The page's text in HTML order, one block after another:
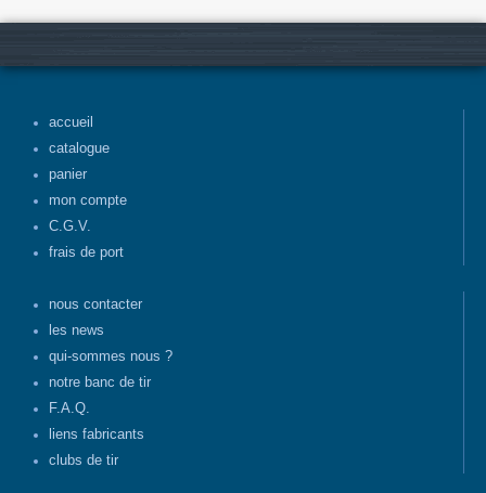
accueil
catalogue
panier
mon compte
C.G.V.
frais de port
nous contacter
les news
qui-sommes nous ?
notre banc de tir
F.A.Q.
liens fabricants
clubs de tir